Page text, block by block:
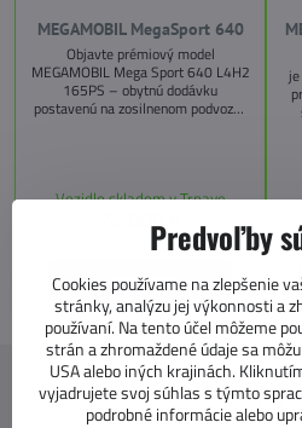
MEGAMOBIL MegaSport 640
Objavte prémiový model
MEGAMOBIL Mega Sport 640 L4H2
165PS – obytnú dodávku
postavenú na zosilnenom podvozku
pozdĺžnemu lôžku a možnosti
Vozidlo skladom v Trnave
75 000 €
bez DPH
Zobraziť
Predvoľby
Cookies používame na zlepšenie
stránky, analýzu jej výkonnosti a
používaní. Na tento účel môžeme
strán a zhromaždené údaje sa
USA alebo iných krajinách.
vyjadrujete svoj súhlas s týmto
podrobné informácie alebo